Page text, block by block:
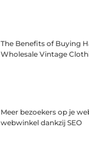
The Benefits of Buying
Wholesale Vintage
Meer bezoekers op je
webwinkel dankzij SEO